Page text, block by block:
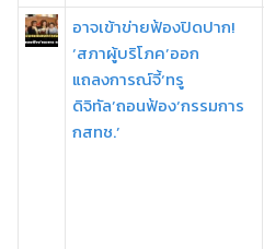
อาจเข้าข่ายฟ้องปิดปาก!
‘สภาผู้บริโภค’ออก
แถลงการณ์จี้‘ทรู
ดิจิทัล’ถอนฟ้อง‘กรรมการ
กสทช.’